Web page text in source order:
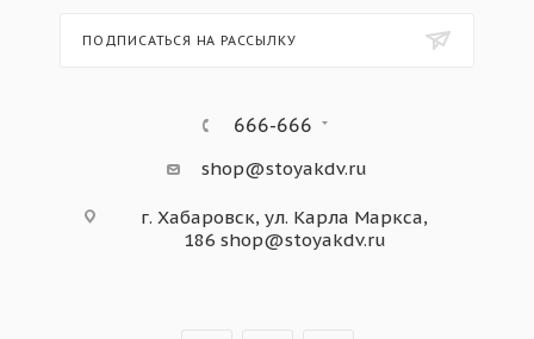
ПОДПИСАТЬСЯ НА РАССЫЛКУ
666-666
shop@stoyakdv.ru
г. Хабаровск, ул. Карла Маркса,
186 shop@stoyakdv.ru